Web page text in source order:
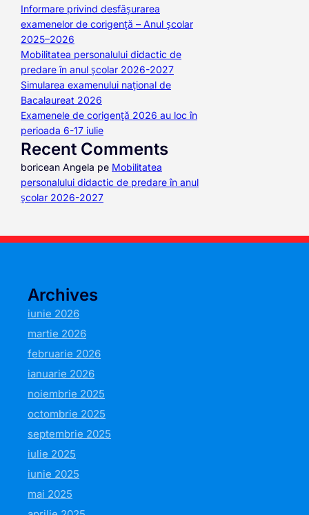
Informare privind desfășurarea
examenelor de corigență – Anul școlar
2025–2026
Mobilitatea personalului didactic de
predare în anul școlar 2026-2027
Simularea examenului național de
Bacalaureat 2026
Examenele de corigență 2026 au loc în
perioada 6-17 iulie
Recent Comments
boricean Angela pe Mobilitatea
personalului didactic de predare în anul
școlar 2026-2027
Archives
iunie 2026
martie 2026
februarie 2026
ianuarie 2026
noiembrie 2025
octombrie 2025
septembrie 2025
iulie 2025
iunie 2025
mai 2025